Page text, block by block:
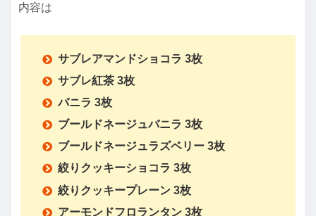
内容は
サブレアマンドショコラ 3枚
サブレ紅茶 3枚
バニラ 3枚
ブールドネージュバニラ 3枚
ブールドネージュラズベリー 3枚
絞りクッキーショコラ 3枚
絞りクッキープレーン 3枚
アーモンドフロランタン 3枚